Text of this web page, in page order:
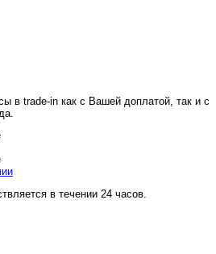
в trade-in как с Вашей доплатой, так и с
в течении 24 часов.